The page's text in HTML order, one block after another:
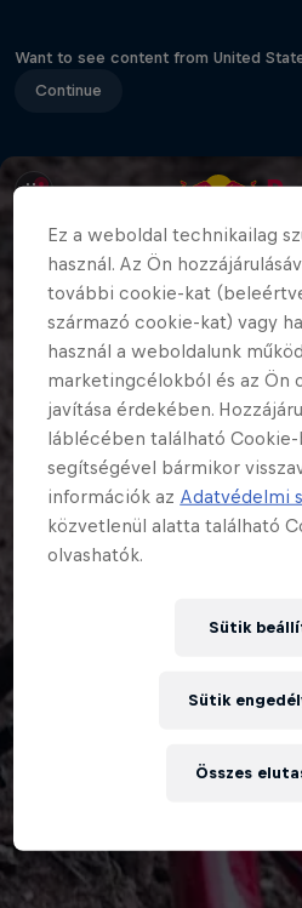
Want to see content from United
Continue
Ez a weboldal technikailag
használ. Az Ön
további cookie-kat
származó cookie-kat) vagy
használ a weboldalunk
marketingcélokból és az Ön
javítása érdekében.
láblécében található
segítségével bármikor
információk az Adatvédelmi
közvetlenül alatta található
olvashatók.
Sütik
Összes
Sütik